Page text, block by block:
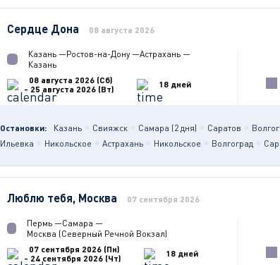
Сердце Дона 08 августа 2026
Казань —Ростов-на-Дону —Астрахань —
Казань
08 августа 2026 (Сб)
- 25 августа 2026 (Вт)
18 дней
Остановки: Казань Свияжск Самара (2 дня) Саратов
Ильевка
Никольское Астрахань Никольское Волгоград
Люблю тебя, Москва 07 сентября 2026
Пермь —Самара —
Москва (Северный Речной Вокзал)
07 сентября 2026 (Пн)
- 24 сентября 2026 (Чт)
18 дней